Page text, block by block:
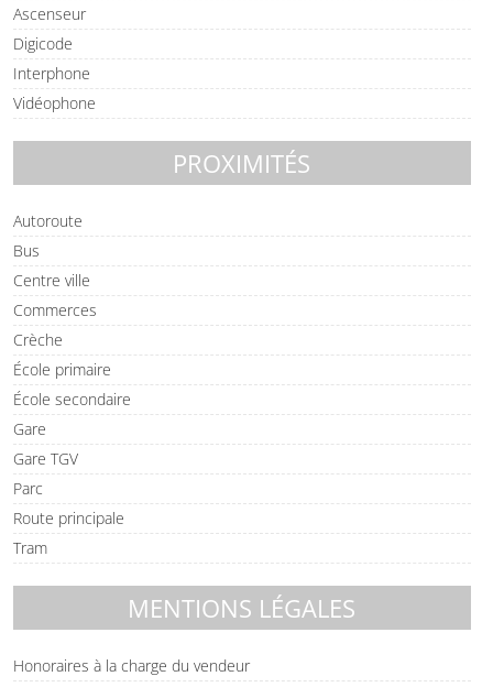
Ascenseur
Digicode
Interphone
Vidéophone
PROXIMITÉS
Autoroute
Bus
Centre ville
Commerces
Crèche
École primaire
École secondaire
Gare
Gare TGV
Parc
Route principale
Tram
MENTIONS LÉGALES
Honoraires à la charge du vendeur